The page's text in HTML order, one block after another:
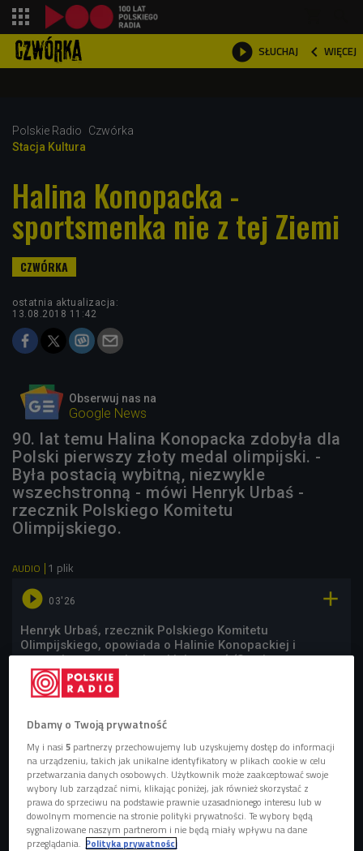
 SŁUCHAJ  WIĘCEJ

Polskie Radio
Czwórka
Stacja Kultura
Halina Konopacka -
sportsmenka nie z tej Ziemi
ostatnia aktualizacja:
13.08.2018 11:42
Obserwuj nas na
Google News
90. lat temu Halina Konopacka zdobyła dla
Polski pierwszy złoty medal olimpijski. -
Była postacią wybitną, niezwykle
wszechstronną - mówi Henryk Urbaś -
rzecznik Polskiego Komitetu
Olimpijskiego.
AUDIO 1 plik
 03'26 
Henryk Urbaś, rzecznik Polskiego Komitetu
Olimpijskiego, opowiada o Halinie Konopackiej i
wystawie przypominającej jej postać (Stacja
Kultura/Czwórka)
Dbamy o Twoją prywatność
My i nasi5 partnerzy przechowujemy lub uzyskujemy dostęp do informacji
na urządzeniu, takich jak unikalne identyfikatory w plikach cookie w celu
przetwarzania danych osobowych. Użytkownik może zaakceptować swoje
wybory lub zarządzać nimi, klikając poniżej, jak również skorzystać z
prawa do sprzeciwu na podstawie prawnie uzasadnionego interesu lub w
dowolnym momencie na stronie polityki prywatności. Te wybory będą
sygnalizowane naszym partnerom i nie będą miały wpływu na dane
przeglądania. Polityka prywatności